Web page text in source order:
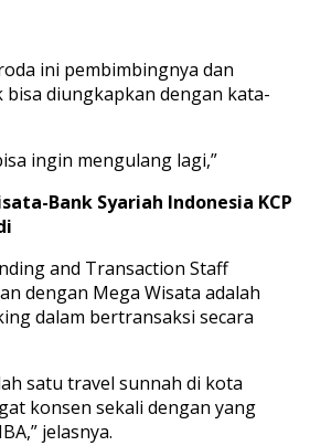
ini pembimbingnya dan
bisa diungkapkan dengan kata-
ingin mengulang lagi,”
Bank Syariah Indonesia KCP
and Transaction Staff
dengan Mega Wisata adalah
dalam bertransaksi secara
satu travel sunnah di kota
konsen sekali dengan yang
jelasnya.